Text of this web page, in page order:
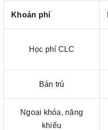
Khoản phí
Học phí CLC
Bán trú
Ngoại khóa, năng
khiếu